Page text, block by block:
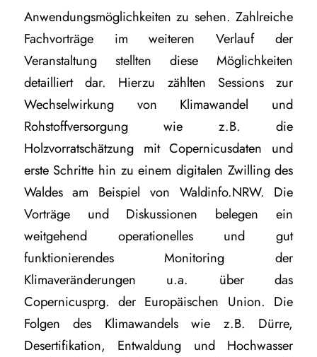
Anwendungsmöglichkeiten zu sehen. Zahlreiche
Fachvorträge im weiteren Verlauf der
Veranstaltung stellten diese Möglichkeiten
detailliert dar. Hierzu zählten Sessions zur
Wechselwirkung von Klimawandel und
Rohstoffversorgung wie z.B. die
Holzvorratschätzung mit Copernicusdaten und
erste Schritte hin zu einem digitalen Zwilling des
Waldes am Beispiel von Waldinfo.NRW. Die
Vorträge und Diskussionen belegen ein
weitgehend operationelles und gut
funktionierendes Monitoring der
Klimaveränderungen u.a. über das
Copernicusprg. der Europäischen Union. Die
Folgen des Klimawandels wie z.B. Dürre,
Desertifikation, Entwaldung und Hochwasser